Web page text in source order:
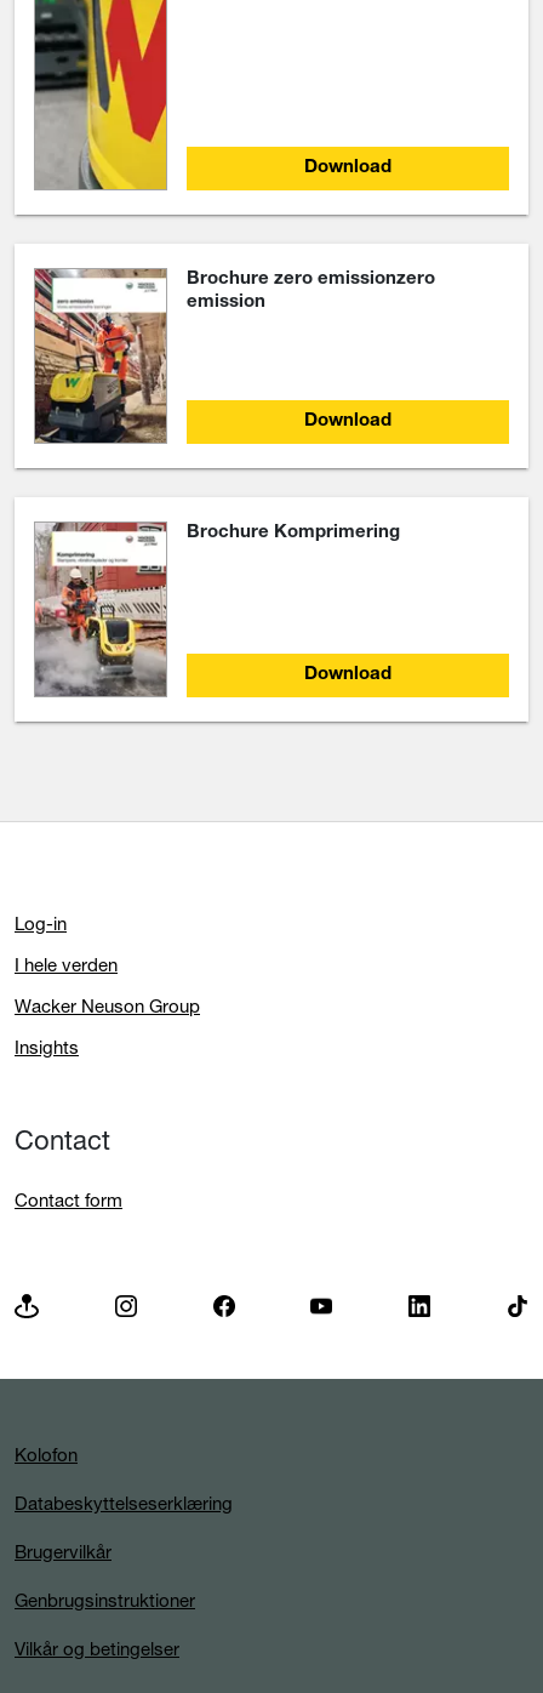
Download
Brochure zero emissionzero
emission
Download
Brochure Komprimering
Download
Log-in
I hele verden
Wacker Neuson Group
Insights
Contact
Contact form
Kolofon
Databeskyttelseserklæring
Brugervilkår
Genbrugsinstruktioner
Vilkår og betingelser